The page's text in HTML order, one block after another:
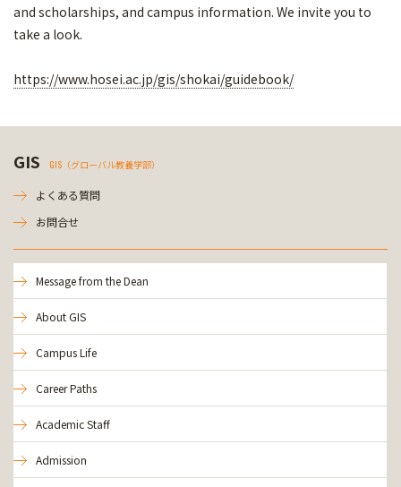
and scholarships, and campus information. We invite you to
take a look.
https://www.hosei.ac.jp/gis/shokai/guidebook/
GIS GIS（グローバル教養学部）
よくある質問
お問合せ
Message from the Dean
About GIS
Campus Life
Career Paths
Academic Staff
Admission